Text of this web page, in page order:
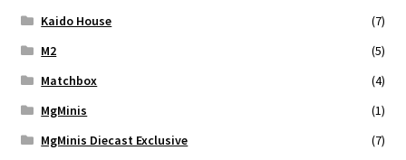
Kaido House
(7)
M2
(5)
Matchbox
(4)
MgMinis
(1)
MgMinis Diecast Exclusive
(7)